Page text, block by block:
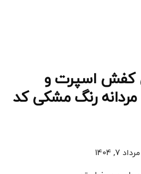
کفش اسپرت و
مردانه رنگ مشکی کد
مرداد 7, 1404